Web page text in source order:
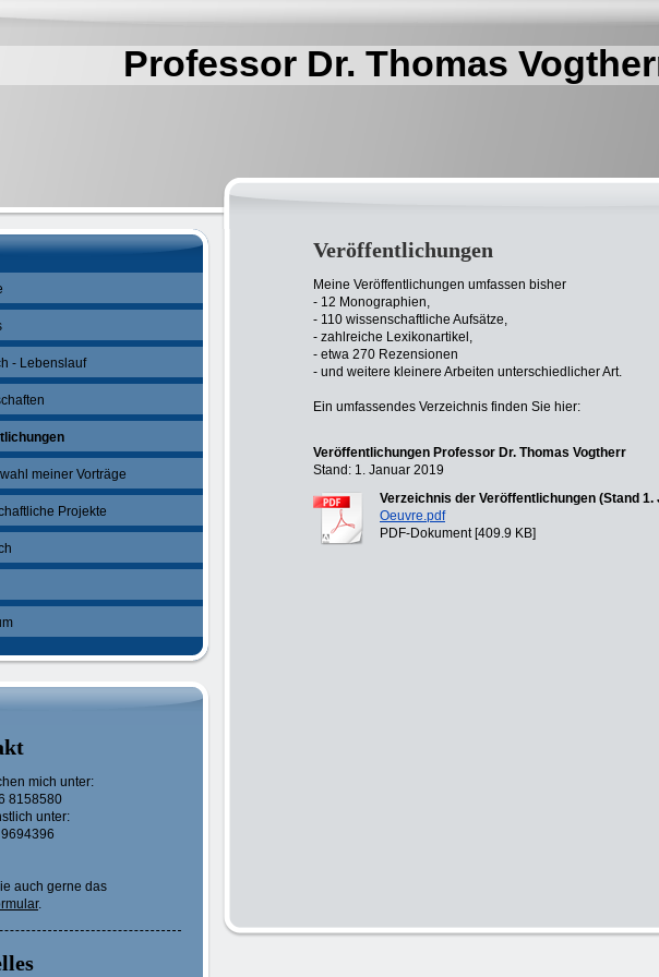
Professor Dr. Thomas
Veröffentlichungen
Meine Veröffentlichungen umfassen bisher
- 12 Monographien,
- 110 wissenschaftliche Aufsätze,
- zahlreiche Lexikonartikel,
- etwa 270 Rezensionen
- und weitere kleinere Arbeiten unterschiedlicher Art.
Ein umfassendes Verzeichnis finden Sie hier:
Veröffentlichungen Professor Dr. Thomas Vogtherr
Stand: 1. Januar 2019
Verzeichnis der Veröffentlichungen (Stand 1.
Oeuvre.pdf
PDF-Dokument [409.9 KB]
- Lebenslauf
meiner Vorträge
Projekte
mich unter:
8158580
unter:
auch gerne das
.